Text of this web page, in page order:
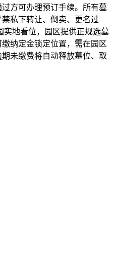
方可办理预订手续。所有墓
私下转让、倒卖、更名过
实地看位，园区提供正规选墓
纳定金锁定位置，需在园区
未缴费将自动释放墓位、取